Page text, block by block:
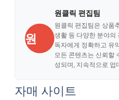
원
원클릭 편집팀
원클릭 편집팀은 상품
생활 등 다양한 분야의
독자에게 정확하고 유
모든 콘텐츠는 신뢰할
성되며, 지속적으로 업
자매 사이트